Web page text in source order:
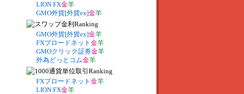
LION FX金羊
GMO外貨[外貨ex]金羊
GMO外貨[外貨ex]金羊
FXブロードネット 金羊
GMOクリック証券金羊
外為どっとコム金羊
FXブロードネット 金羊
LION FX金羊